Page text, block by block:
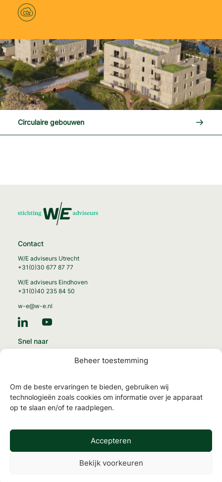
Beheer toestemming
Om de beste ervaringen te bieden, gebruiken wij
technologieën zoals cookies om informatie over je apparaat
op te slaan en/of te raadplegen.
Accepteren
Bekijk voorkeuren
Circulaire gebouwen Lees
Contact
W/E adviseurs Utrecht
+31(0)30 677 87 77
W/E adviseurs Eindhoven
+31(0)40 235 84 50
w-e@w-e.nl
Snel naar
MilieuPrestatie Gebouwen
NTA 8800 en energielabels